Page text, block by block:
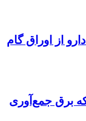
از اوراق گام
برق جمع‌آوری